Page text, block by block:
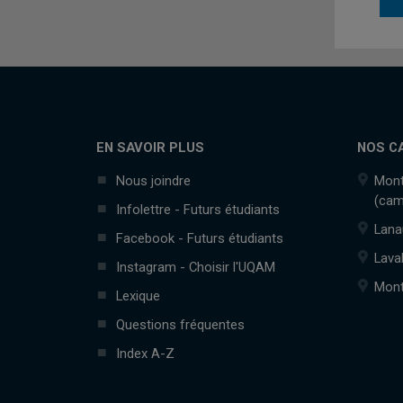
EN SAVOIR PLUS
Nous joindre
Infolettre - Futurs étudiants
Facebook - Futurs étudiants
Instagram - Choisir l'UQAM
Lexique
Questions fréquentes
Index A-Z
NOS
Laval